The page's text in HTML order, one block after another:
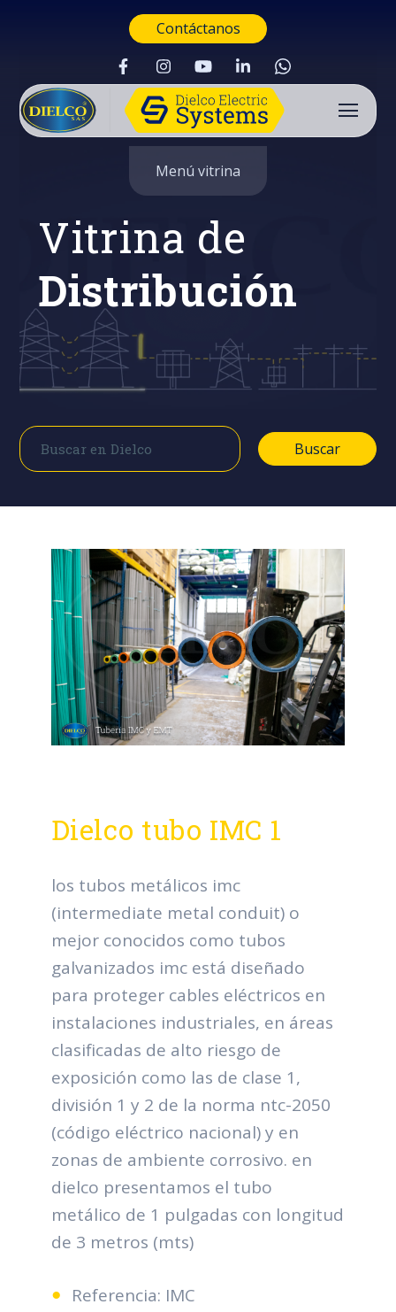
Contáctanos
Buscar
Menú vitrina
Vitrina de
Distribución
Buscar
Buscar
Dielco tubo IMC 1
los tubos metálicos imc
(intermediate metal conduit) o
mejor conocidos como tubos
galvanizados imc está diseñado
para proteger cables eléctricos en
instalaciones industriales, en áreas
clasificadas de alto riesgo de
exposición como las de clase 1,
división 1 y 2 de la norma ntc-2050
(código eléctrico nacional) y en
zonas de ambiente corrosivo. en
dielco presentamos el tubo
metálico de 1 pulgadas con longitud
de 3 metros (mts)
Referencia: IMC